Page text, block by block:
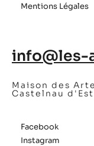
Mentions Légales
info@les-
Maison des
Castelnau
Facebook
Instagram